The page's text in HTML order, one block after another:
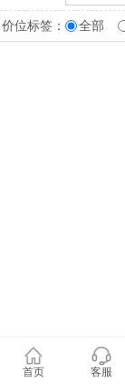
价位标签： 全部
首页 客服